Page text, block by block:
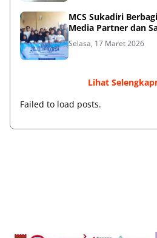
MCS Sukadiri
Media Partner dan
Selasa, 17 Maret 2026
Lihat
Failed to load posts.